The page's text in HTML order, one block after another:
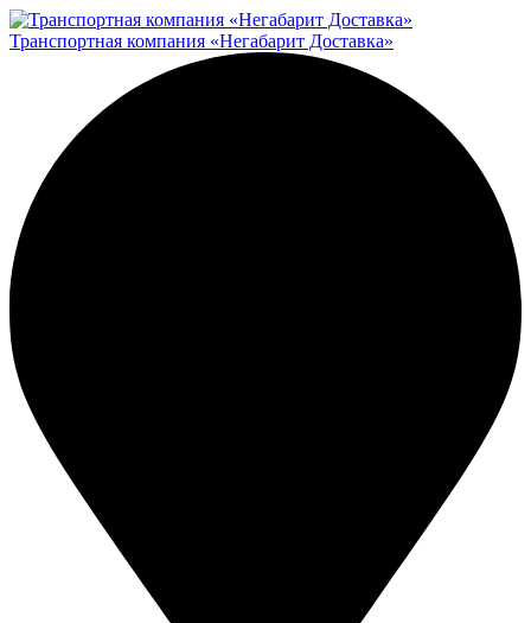
Транспортная компания «Негабарит Доставка»